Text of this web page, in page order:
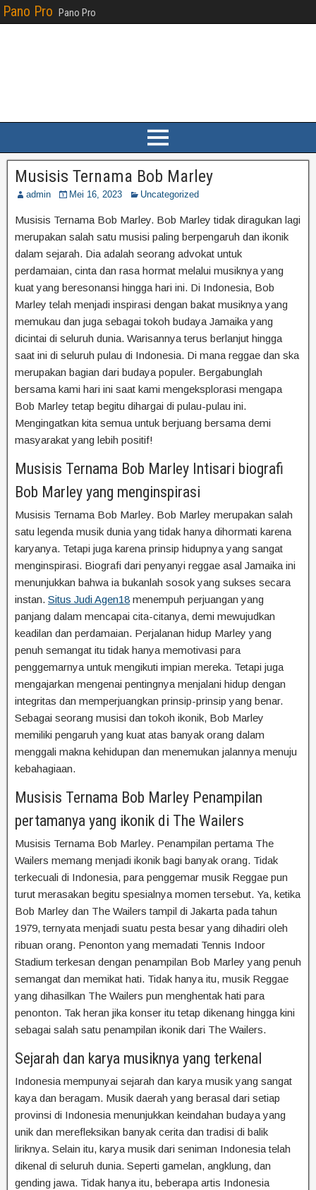
Pano Pro Pano Pro
Musisis Ternama Bob Marley
admin Mei 16, 2023 Uncategorized
Musisis Ternama Bob Marley. Bob Marley tidak diragukan lagi
merupakan salah satu musisi paling berpengaruh dan ikonik
dalam sejarah. Dia adalah seorang advokat untuk
perdamaian, cinta dan rasa hormat melalui musiknya yang
kuat yang beresonansi hingga hari ini. Di Indonesia, Bob
Marley telah menjadi inspirasi dengan bakat musiknya yang
memukau dan juga sebagai tokoh budaya Jamaika yang
dicintai di seluruh dunia. Warisannya terus berlanjut hingga
saat ini di seluruh pulau di Indonesia. Di mana reggae dan ska
merupakan bagian dari budaya populer. Bergabunglah
bersama kami hari ini saat kami mengeksplorasi mengapa
Bob Marley tetap begitu dihargai di pulau-pulau ini.
Mengingatkan kita semua untuk berjuang bersama demi
masyarakat yang lebih positif!
Musisis Ternama Bob Marley Intisari biografi
Bob Marley yang menginspirasi
Musisis Ternama Bob Marley. Bob Marley merupakan salah
satu legenda musik dunia yang tidak hanya dihormati karena
karyanya. Tetapi juga karena prinsip hidupnya yang sangat
menginspirasi. Biografi dari penyanyi reggae asal Jamaika ini
menunjukkan bahwa ia bukanlah sosok yang sukses secara
instan. Situs Judi Agen18 menempuh perjuangan yang
panjang dalam mencapai cita-citanya, demi mewujudkan
keadilan dan perdamaian. Perjalanan hidup Marley yang
penuh semangat itu tidak hanya memotivasi para
penggemarnya untuk mengikuti impian mereka. Tetapi juga
mengajarkan mengenai pentingnya menjalani hidup dengan
integritas dan memperjuangkan prinsip-prinsip yang benar.
Sebagai seorang musisi dan tokoh ikonik, Bob Marley
memiliki pengaruh yang kuat atas banyak orang dalam
menggali makna kehidupan dan menemukan jalannya menuju
kebahagiaan.
Musisis Ternama Bob Marley Penampilan
pertamanya yang ikonik di The Wailers
Musisis Ternama Bob Marley. Penampilan pertama The
Wailers memang menjadi ikonik bagi banyak orang. Tidak
terkecuali di Indonesia, para penggemar musik Reggae pun
turut merasakan begitu spesialnya momen tersebut. Ya, ketika
Bob Marley dan The Wailers tampil di Jakarta pada tahun
1979, ternyata menjadi suatu pesta besar yang dihadiri oleh
ribuan orang. Penonton yang memadati Tennis Indoor
Stadium terkesan dengan penampilan Bob Marley yang penuh
semangat dan memikat hati. Tidak hanya itu, musik Reggae
yang dihasilkan The Wailers pun menghentak hati para
penonton. Tak heran jika konser itu tetap dikenang hingga kini
sebagai salah satu penampilan ikonik dari The Wailers.
Sejarah dan karya musiknya yang terkenal
Indonesia mempunyai sejarah dan karya musik yang sangat
kaya dan beragam. Musik daerah yang berasal dari setiap
provinsi di Indonesia menunjukkan keindahan budaya yang
unik dan merefleksikan banyak cerita dan tradisi di balik
liriknya. Selain itu, karya musik dari seniman Indonesia telah
dikenal di seluruh dunia. Seperti gamelan, angklung, dan
gending jawa. Tidak hanya itu, beberapa artis Indonesia